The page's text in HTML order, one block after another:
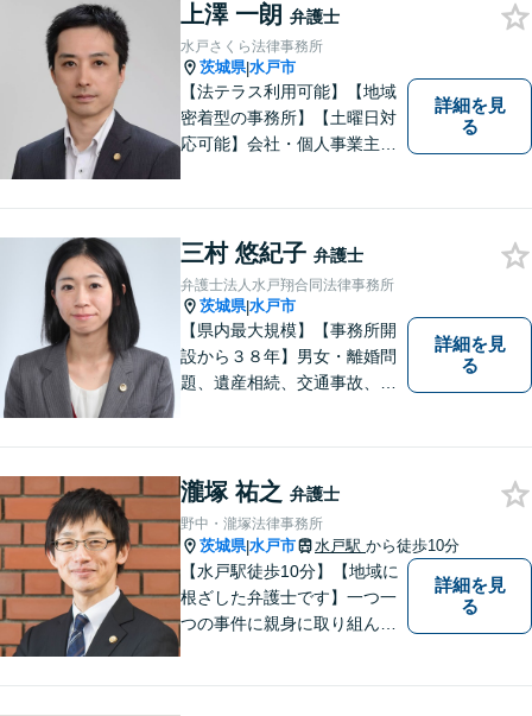
上澤 一朗 弁護士
水戸さくら法律事務所
茨城県|水戸市
【法テラス利用可能】【地域
密着型の事務所】【土曜日対
応可能】会社・個人事業主の
済などに対応しております。
お気軽にご相談ください。
詳細を見
る
三村 悠紀子 弁護士
弁護士法人水戸翔合同法律事務所
茨城県|水戸市
【県内最大規模】【事務所開
設から３８年】男女・離婚問
題、遺産相続、交通事故、労
りごとがあればお気軽にご相
談ください！お一人おひとり
に誠実に向き合います。
詳細を見
る
瀧塚 祐之 弁護士
野中・瀧塚法律事務所
茨城県|水戸市 水戸駅 から徒歩10分
【水戸駅徒歩10分】【地域に
根ざした弁護士です】一つ一
つの事件に親身に取り組んで
詳細を見
る